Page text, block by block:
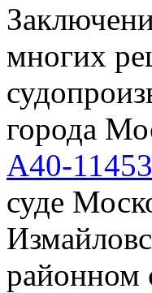
многих
города
А40-
суде
районном